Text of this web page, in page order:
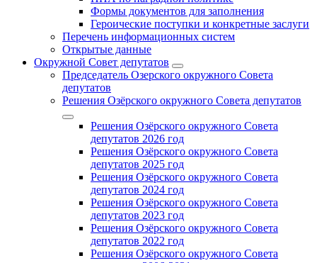
Формы документов для заполнения
Героические поступки и конкретные заслуги
Перечень информационных систем
Открытые данные
Окружной Совет депутатов
Председатель Озерского окружного Совета
депутатов
Решения Озёрского окружного Совета депутатов
Решения Озёрского окружного Совета
депутатов 2026 год
Решения Озёрского окружного Совета
депутатов 2025 год
Решения Озёрского окружного Совета
депутатов 2024 год
Решения Озёрского окружного Совета
депутатов 2023 год
Решения Озёрского окружного Совета
депутатов 2022 год
Решения Озёрского окружного Совета